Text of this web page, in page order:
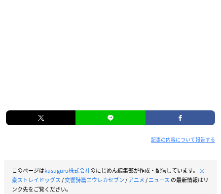
記事の内容について報告する
このページはkusuguru株式会社のにじめん編集部が作成・配信しています。 文
豪ストレイドッグス/交響詩篇エウレカセブン/アニメ/ニュース の最新情報はリ
ンク先をご覧ください。